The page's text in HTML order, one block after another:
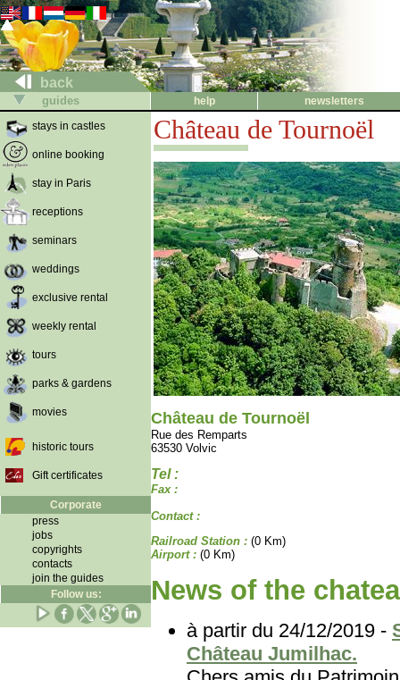
back
guides help
newsletters
stays in castles
online booking
stay in Paris
receptions
seminars
weddings
exclusive rental
weekly rental
tours
parks & gardens
movies
historic tours
Gift certificates
Corporate
press
jobs
copyrights
contacts
join the guides
Follow us:
Château de Tournoël
Château de Tournoël
Rue des Remparts
63530 Volvic
Tel :
Fax :
Contact :
Railroad Station : (0 Km)
Airport : (0 Km)
News of the
à partir du 24/12/2019 -
Château Jumilhac.